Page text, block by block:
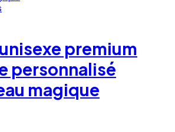
premium
personnalisé
magique